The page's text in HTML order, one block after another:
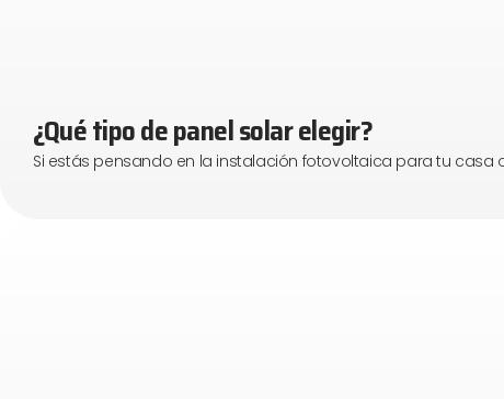
¿Qué tipo de panel solar elegir?
Si estás pensando en la instalación fotovoltaica para tu